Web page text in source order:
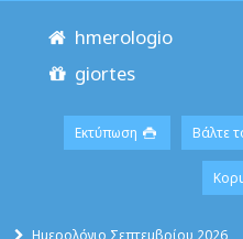
hmerologio
giortes
Εκτύπωση Βάλτε